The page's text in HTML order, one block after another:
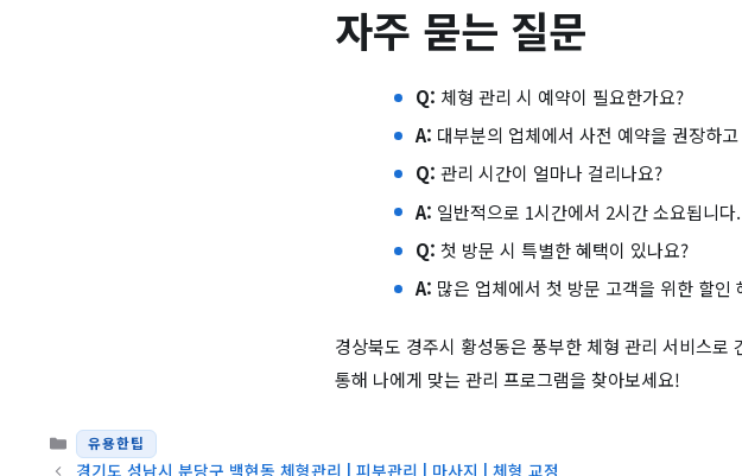
자주 묻는 질문
Q: 체형 관리 시 예약이 필요한가요?
A: 대부분의 업체에서 사전 예약을 권장하
Q: 관리 시간이 얼마나 걸리나요?
A: 일반적으로 1시간에서 2시간 소요됩니다.
Q: 첫 방문 시 특별한 혜택이 있나요?
A: 많은 업체에서 첫 방문 고객을 위한 할인
경상북도 경주시 황성동은 풍부한 체형 관리 서비스
통해 나에게 맞는 관리 프로그램을 찾아보세요!
카테고리
유용한팁
경기도 성남시 분당구 백현동 체형관리 | 피부관리 | 마사지 | 체형 교정